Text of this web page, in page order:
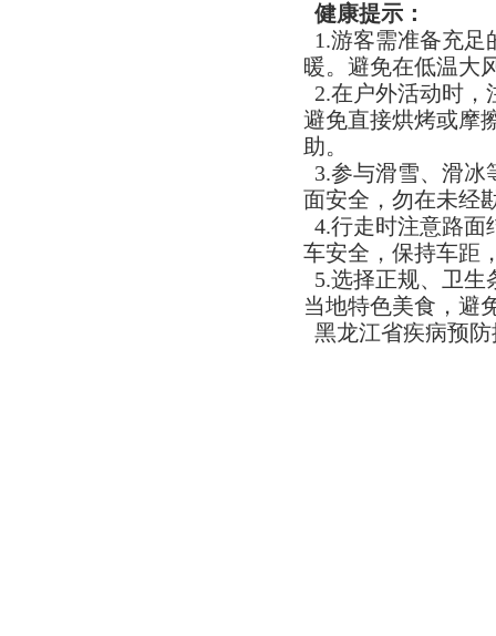
健康提示：​
1.游客需准备充足
暖。避免在低温大
2.在户外活动时
避免直接烘烤或摩
助。
3.参与滑雪、滑
面安全，勿在未经
4.行走时注意路面
车安全，保持车距
5.选择正规、卫
当地特色美食，避
黑龙江省疾病预